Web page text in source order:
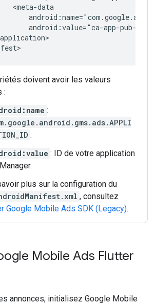
doivent avoir les valeurs
:
:
.
: ID de votre application
plus sur la configuration du
, consultez
Google Mobile Ads SDK (Legacy).
Mobile Ads Flutter
annonces, initialisez Google Mobile